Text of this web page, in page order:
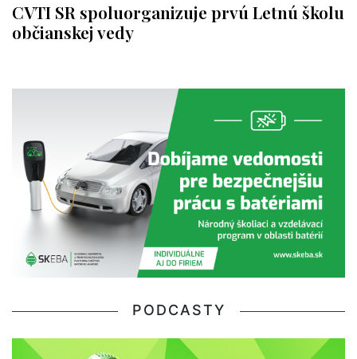
CVTI SR spoluorganizuje prvú Letnú školu
občianskej vedy
PODCASTY